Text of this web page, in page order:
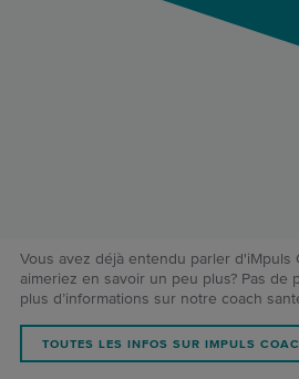
Vous avez déjà entendu parler d'iMpuls
aimeriez en savoir un peu plus? Pas de
plus d’informations sur notre coach
TOUTES LES INFOS SUR IMPULS